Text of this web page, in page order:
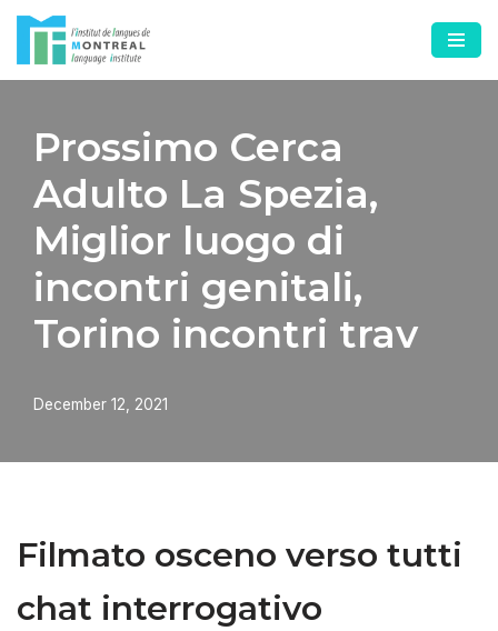
Skip
to
Prossimo Cerca
Adulto La Spezia,
Miglior luogo di
incontri genitali,
Torino incontri trav
December 12, 2021
Filmato osceno verso tutti
chat interrogativo